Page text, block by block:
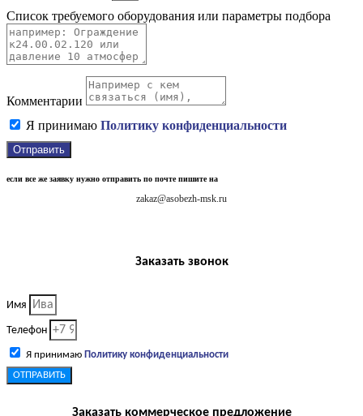
Список требуемого оборудования или параметры подбора
Комментарии
Я принимаю Политику конфиденциальности
Отправить
если все же заявку нужно отправить по почте пишите на
zakaz@asobezh-msk.ru
Заказать звонок
Имя
Телефон
Я принимаю Политику конфиденциальности
ОТПРАВИТЬ
Заказать коммерческое предложение